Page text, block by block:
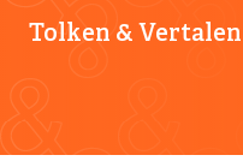
Tolken & Vertalen